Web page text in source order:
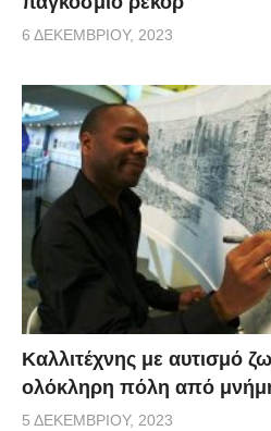
6 ΔΕΚΕΜΒΡΊΟΥ, 2023
Καλλιτέχνης με αυτισμό
ολόκληρη πόλη από
5 ΔΕΚΕΜΒΡΊΟΥ, 2023